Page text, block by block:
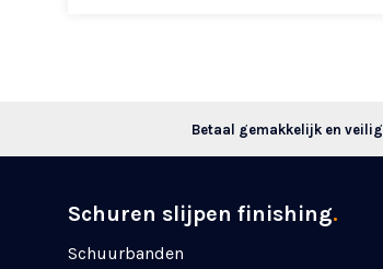
Betaal gemakkelijk en veilig
Schuren slijpen finishing.
Schuurbanden